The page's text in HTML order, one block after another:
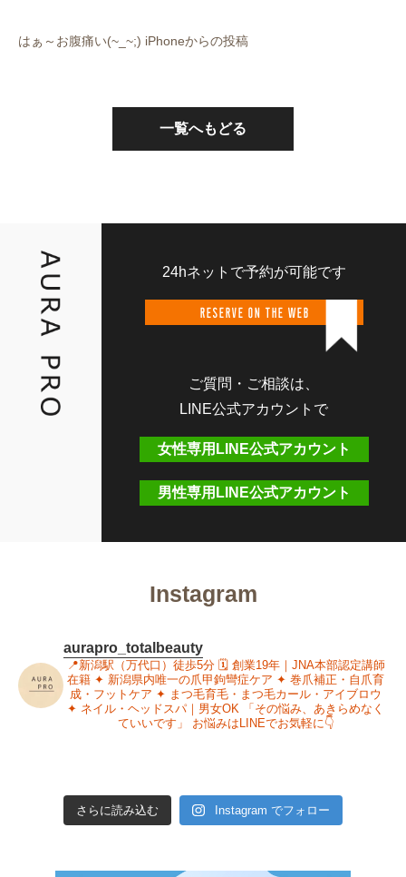
はぁ～お腹痛い(~_~;) iPhoneからの投稿
一覧へもどる
24hネットで予約が可能です
RESERVE ON THE WEB
ご質問・ご相談は、
LINE公式アカウントで
女性専用LINE公式アカウント
男性専用LINE公式アカウント
Instagram
aurapro_totalbeauty
📍新潟駅（万代口）徒歩5分🗓 創業19年｜JNA本部認定講師
在籍 ✦ 新潟県内唯一の爪甲鉤彎症ケア ✦ 巻爪補正・自爪育
成・フットケア ✦ まつ毛育毛・まつ毛カール・アイブロウ
✦ ネイル・ヘッドスパ｜男女OK 「その悩み、あきらめなく
ていいです」
お悩みはLINEでお気軽に👇
さらに読み込む Instagram でフォロー